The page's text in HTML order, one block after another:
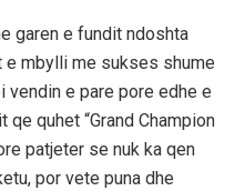
garen e fundit ndoshta
mbylli me sukses shume
e pare pore edhe e
quhet “Grand Champion
patjeter se nuk ka qen
por vete puna dhe